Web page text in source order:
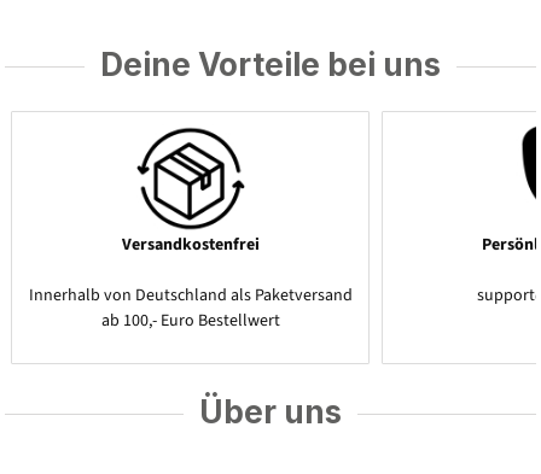
Deine Vorteile bei uns
Versandkostenfrei
Innerhalb von Deutschland als Paketversand
ab 100,- Euro Bestellwert
Über uns